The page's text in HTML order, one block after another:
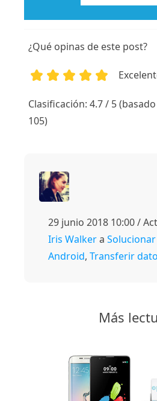
¿Qué opinas de este post?
Clasificación: 4.7 / 5
105)
29 junio 2018 10:00 /
Iris Walkera
Android, Transferir
Más